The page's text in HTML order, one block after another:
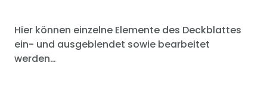
Hier können einzelne Elemente des Deckblattes
ein- und ausgeblendet sowie bearbeitet
werden…